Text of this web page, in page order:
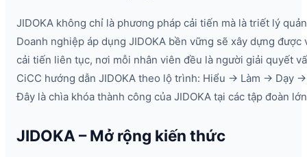
JIDOKA không chỉ là phương pháp cải tiến mà là triết lý
Doanh nghiệp áp dụng JIDOKA bền vững sẽ xây dựng được
cải tiến liên tục, nơi mỗi nhân viên đều là người giải quyết
CiCC hướng dẫn JIDOKA theo lộ trình: Hiểu → Làm → Dạy
Đây là chìa khóa thành công của JIDOKA tại các tập đoàn
JIDOKA – Mở rộng kiến thức